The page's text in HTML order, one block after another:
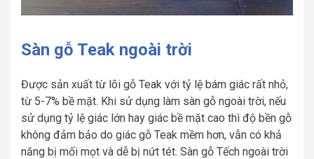
Sàn gỗ Teak ngoài trời
Được sản xuất từ lõi gỗ Teak với tỷ lệ bám giác rất nhỏ,
từ 5-7% bề mặt. Khi sử dụng làm sàn gỗ ngoài trời, nếu
sử dụng tỷ lệ giác lớn hay giác bề mặt cao thì độ bền gỗ
không đảm bảo do giác gỗ Teak mềm hơn, vẫn có khả
năng bị mối mọt và dễ bị nứt tét. Sàn gỗ Tếch ngoài trời